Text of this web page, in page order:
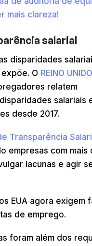
mais clareza!
salarial
disparidades
O REINO UNIDO
relatem
salariais
desde 2017.
Transparência
empresas com mais
lacunas e agir
EUA agora exigem
de emprego.
foram além dos